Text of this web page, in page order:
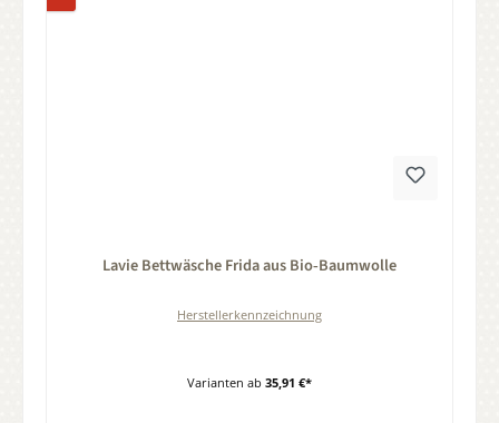
Lavie Bettwäsche Frida aus Bio‑Baumwolle
Herstellerkennzeichnung
Varianten ab 35,91 €*